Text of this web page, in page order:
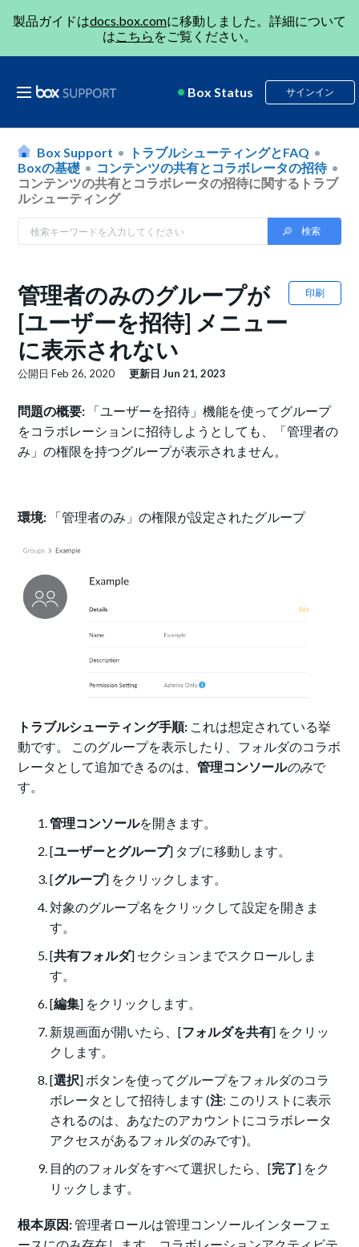
製品ガイドはdocs.box.comに移動しました。詳細について
はこちら をご覧ください。
Box Status サインイン
Box Support
トラブルシューティングとFAQ
Boxの基礎
コンテンツの共有とコラボレータの招待
コンテンツの共有とコラボレータの招待に関するトラブ
ルシューティング
印刷
管理者のみのグループが
[ユーザーを招待] メニュー
に表示されない
公開日Feb 26, 2020 更新日Jun 21, 2023
問題の概要: 「ユーザーを招待」機能を使ってグループ
をコラボレーションに招待しようとしても、「管理者の
み」の権限を持つグループが表示されません。
環境: 「管理者のみ」の権限が設定されたグループ
トラブルシューティング手順: これは想定されている挙
動です。 このグループを表示したり、フォルダのコラボ
レータとして追加できるのは、管理コンソールのみで
す。
管理コンソールを開きます。
[ユーザーとグループ] タブに移動します。
[グループ] をクリックします。
対象のグループ名をクリックして設定を開きま
す。
[共有フォルダ] セクションまでスクロールしま
す。
[編集] をクリックします。
新規画面が開いたら、[フォルダを共有] をクリッ
クします。
[選択] ボタンを使ってグループをフォルダのコラ
ボレータとして招待します (注: このリストに表示
されるのは、あなたのアカウントにコラボレータ
アクセスがあるフォルダのみです)。
目的のフォルダをすべて選択したら、[完了] をク
リックします。
根本原因:管理者ロールは管理コンソールインターフェ